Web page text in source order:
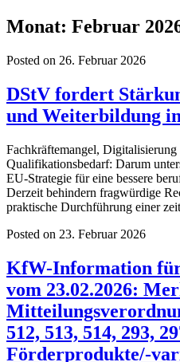
Monat: Februar
Posted on 26. Februar 2026
DStV fordert
und Weiterbildung
Fachkräftemangel, Digitalisierung
Qualifikationsbedarf: Darum
EU-Strategie für eine bessere
Derzeit behindern fragwürdige
praktische Durchführung einer
Posted on 23. Februar 2026
KfW-Information
vom 23.02.2026:
512, 513, 514, 293,
Förderprodukte/-